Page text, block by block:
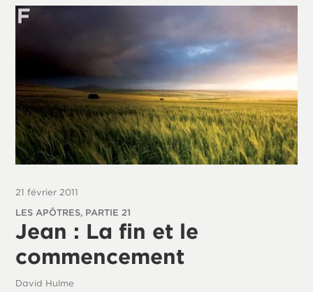
21 février 2011
LES APÔTRES, PARTIE 21
Jean : La fin et le
commencement
David Hulme